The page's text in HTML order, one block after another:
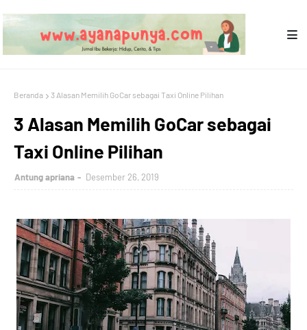
Beranda 3 Alasan Memilih GoCar sebagai Taxi Online Pilihan
3 Alasan Memilih GoCar sebagai
Taxi Online Pilihan
Antung apriana Desember 26, 2019